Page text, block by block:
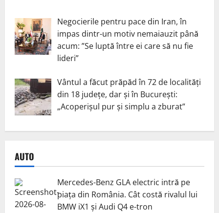
Negocierile pentru pace din Iran, în
impas dintr-un motiv nemaiauzit până
acum: ”Se luptă între ei care să nu fie
lideri”
Vântul a făcut prăpăd în 72 de localități
din 18 județe, dar și în București:
„Acoperișul pur și simplu a zburat”
AUTO
Mercedes-Benz GLA electric intră pe
piața din România. Cât costă rivalul lui
BMW iX1 și Audi Q4 e-tron